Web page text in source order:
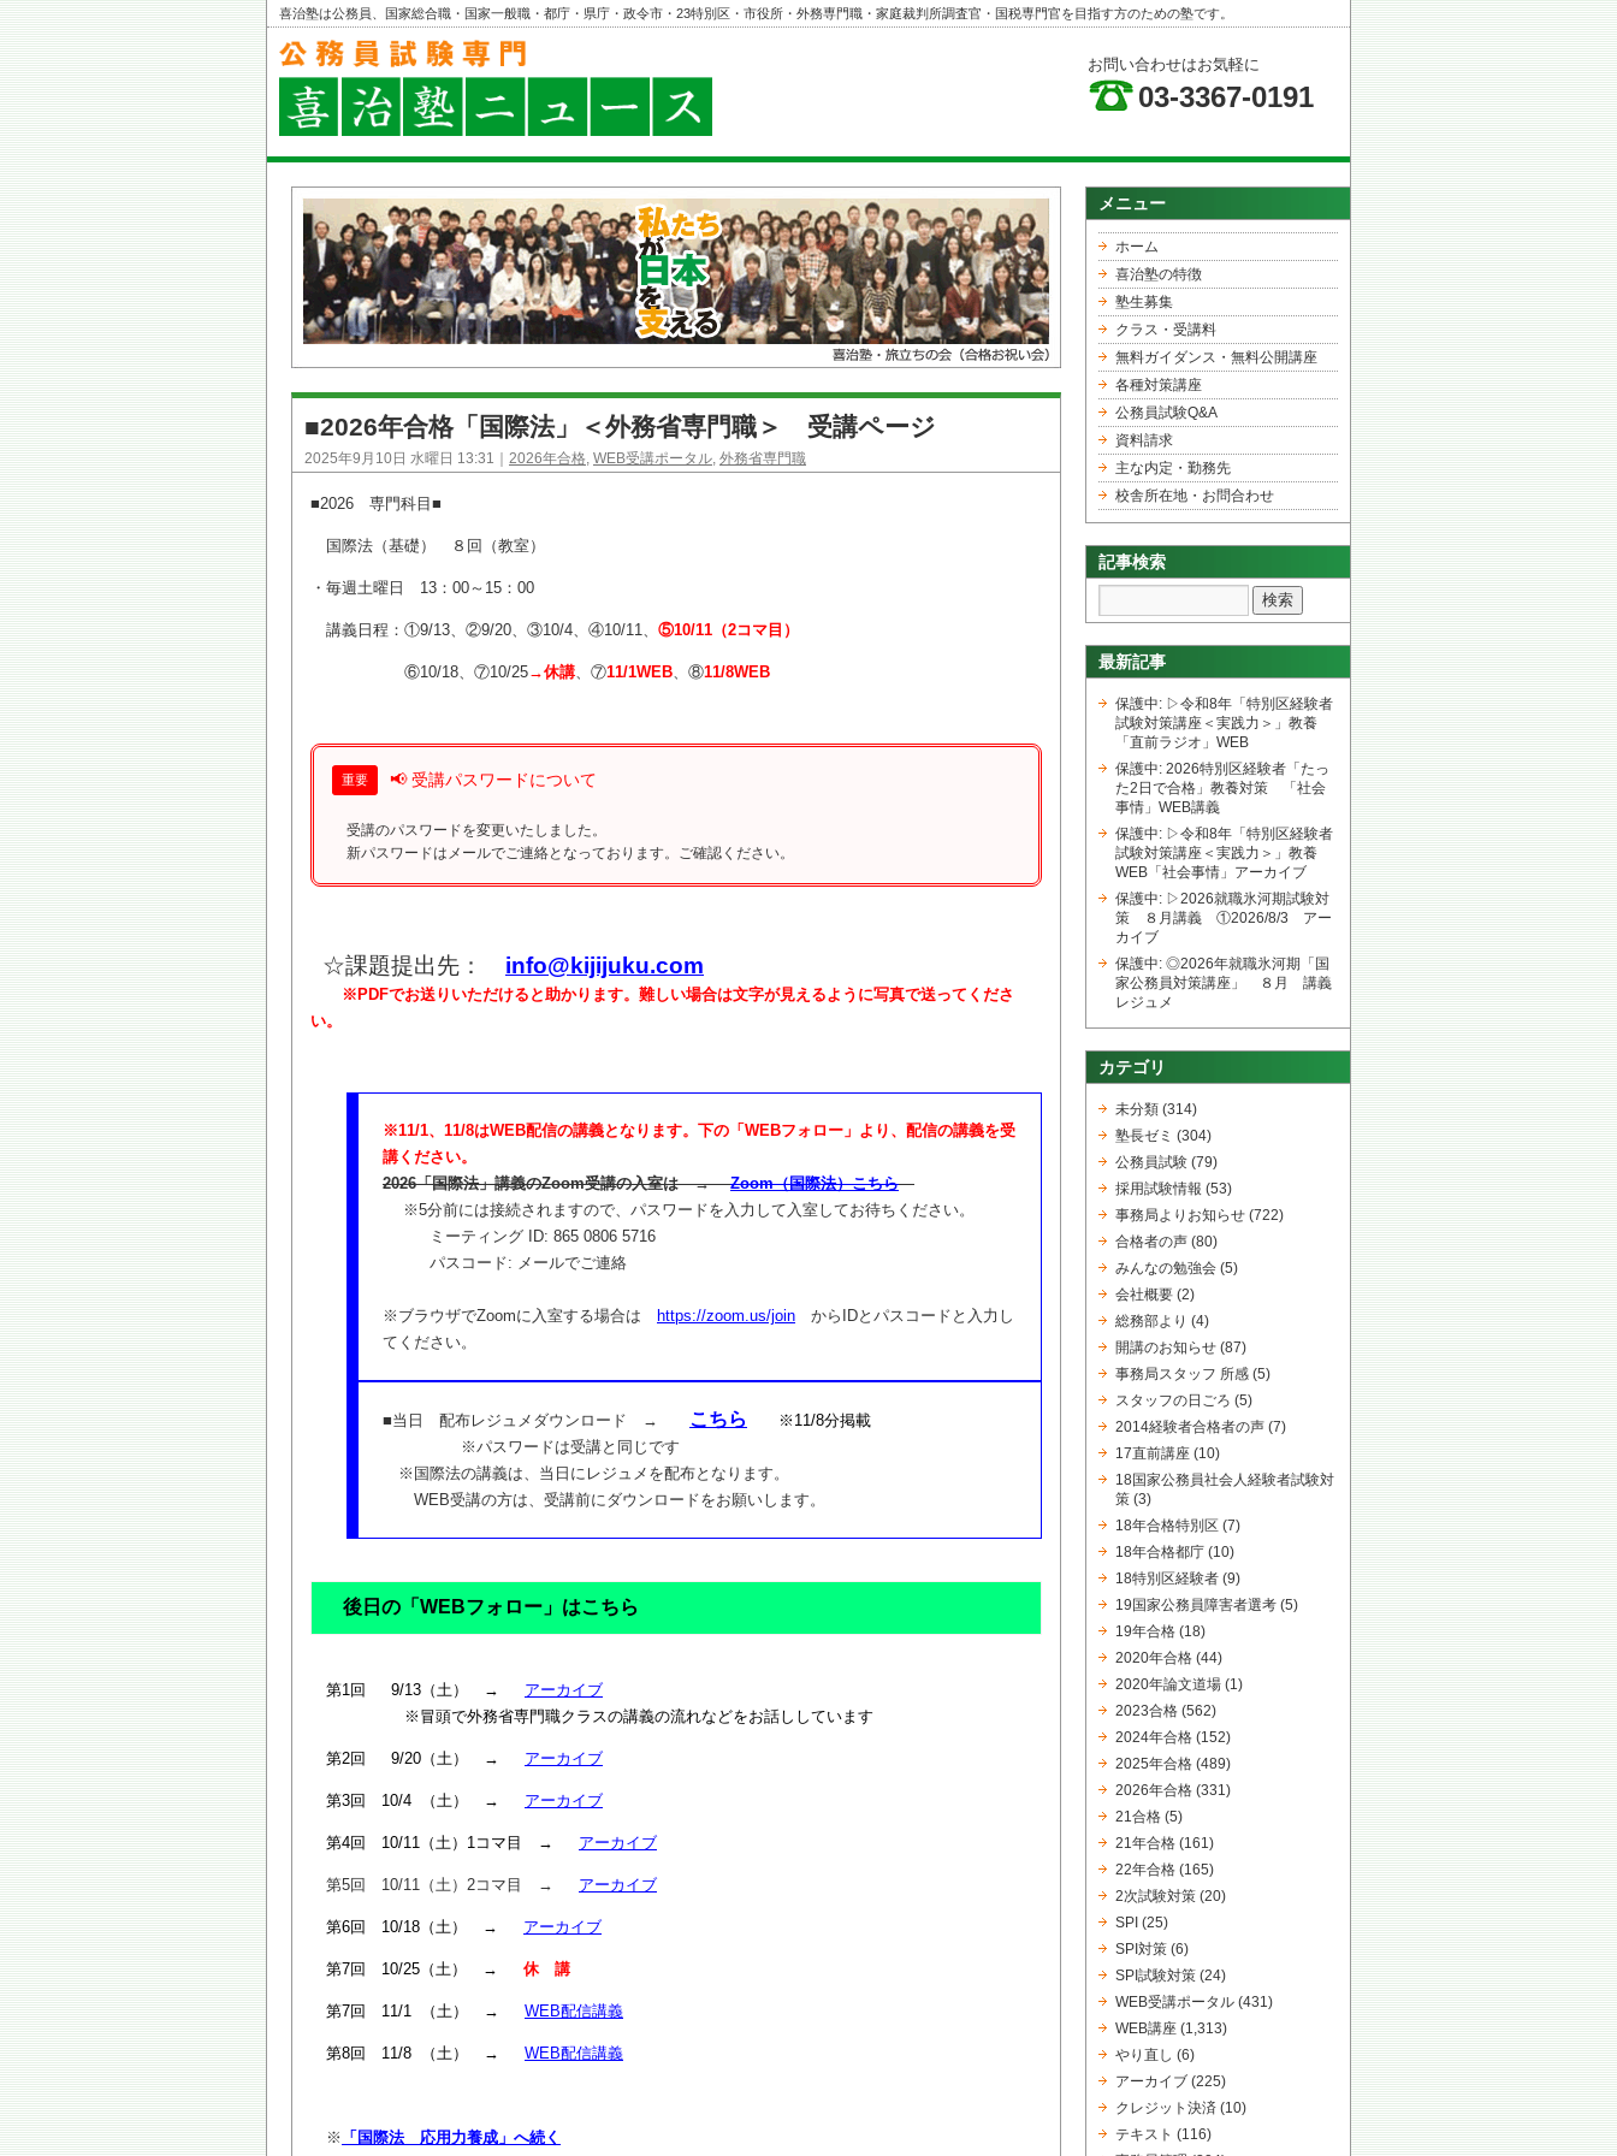
喜治塾は公務員、国家総合職・国家一般職・都庁・県庁・政令市・23特別区・市役所・外務専門職・家庭裁判所調査官・国税専門官を目指す方のための塾です。
お問い合わせはお気軽に
03-3367-0191
■2026年合格「国際法」＜外務省専門職＞ 受講ページ
2025年9月10日 水曜日 13:31｜ 2026年合格, WEB受講ポータル, 外務省専門職
■2026 専門科目■
国際法（基礎） ８回（教室）
・毎週土曜日 13：00～15：00
講義日程：①9/13、②9/20、③10/4、④10/11、 ⑤10/11（2コマ目）
⑥10/18、⑦10/25→休講、⑦11/1WEB、⑧11/8WEB
重要 📢 受講パスワードについて
受講のパスワードを変更いたしました。
新パスワードはメールでご連絡となっております。ご確認ください。
☆課題提出先： info@kijijuku.com
※PDFでお送りいただけると助かります。難しい場合は文字が見えるように写真で送ってくださ
い。
※11/1、11/8はWEB配信の講義となります。下の「WEBフォロー」より、配信の講義を受
講ください。
2026「国際法」講義のZoom受講の入室は →
Zoom（国際法）こちら
※5分前には接続されますので、パスワードを入力して入室してお待ちください。
ミーティング ID: 865 0806 5716
パスコード: メールでご連絡
※ブラウザでZoomに入室する場合は https://zoom.us/join からIDとパスコードと入力し
てください。
■当日 配布レジュメダウンロード → こちら
※11/8分掲載
※パスワードは受講と同じです
※国際法の講義は、当日にレジュメを配布となります。
WEB受講の方は、受講前にダウンロードをお願いします。
後日の「WEBフォロー」はこちら
第1回 9/13（土） → アーカイブ
※冒頭で外務省専門職クラスの講義の流れなどをお話ししています
第2回 9/20（土） → アーカイブ
第3回 10/4 （土） → アーカイブ
第4回 10/11（土）1コマ目 → アーカイブ
第5回 10/11（土）2コマ目 → アーカイブ
第6回 10/18（土） → アーカイブ
第7回 10/25（土） → 休 講
第7回 11/1 （土） → WEB配信講義
第8回 11/8 （土） → WEB配信講義
※ 「国際法 応用力養成」へ続く
メニュー
ホーム
喜治塾の特徴
塾生募集
クラス・受講料
無料ガイダンス・無料公開講座
各種対策講座
公務員試験Q&A
資料請求
主な内定・勤務先
校舎所在地・お問合わせ
記事検索
最新記事
保護中: ▷令和8年「特別区経験者
試験対策講座＜実践力＞」教養
「直前ラジオ」WEB
保護中: 2026特別区経験者「たっ
た2日で合格」教養対策 「社会
事情」WEB講義
保護中: ▷令和8年「特別区経験者
試験対策講座＜実践力＞」教養
WEB「社会事情」アーカイブ
保護中: ▷2026就職氷河期試験対
策 ８月講義 ①2026/8/3 アー
カイブ
保護中: ◎2026年就職氷河期「国
家公務員対策講座」 ８月 講義
レジュメ
カテゴリ
未分類 (314)
塾長ゼミ (304)
公務員試験 (79)
採用試験情報 (53)
事務局よりお知らせ (722)
合格者の声 (80)
みんなの勉強会 (5)
会社概要 (2)
総務部より (4)
開講のお知らせ (87)
事務局スタッフ 所感 (5)
スタッフの日ごろ (5)
2014経験者合格者の声 (7)
17直前講座 (10)
18国家公務員社会人経験者試験対
策 (3)
18年合格特別区 (7)
18年合格都庁 (10)
18特別区経験者 (9)
19国家公務員障害者選考 (5)
19年合格 (18)
2020年合格 (44)
2020年論文道場 (1)
2023合格 (562)
2024年合格 (152)
2025年合格 (489)
2026年合格 (331)
21合格 (5)
21年合格 (161)
22年合格 (165)
2次試験対策 (20)
SPI (25)
SPI対策 (6)
SPI試験対策 (24)
WEB受講ポータル (431)
WEB講座 (1,313)
やり直し (6)
アーカイブ (225)
クレジット決済 (10)
テキスト (116)